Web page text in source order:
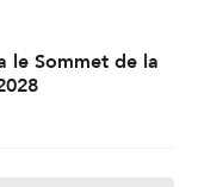
le Sommet de la